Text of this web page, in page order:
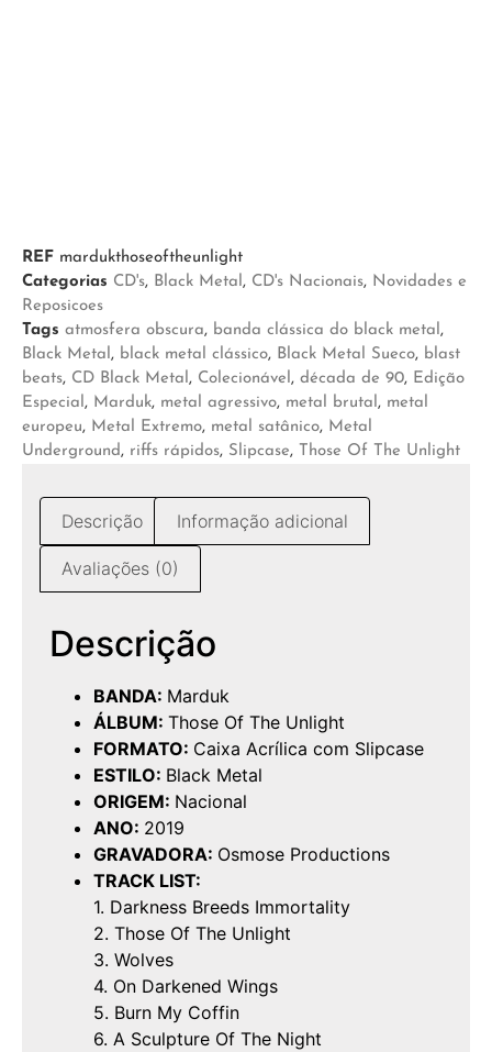
REF mardukthoseoftheunlight
Categorias CD's, Black Metal, CD's Nacionais, Novidades e
Reposicoes
Tags atmosfera obscura, banda clássica do black metal,
Black Metal, black metal clássico, Black Metal Sueco, blast
beats, CD Black Metal, Colecionável, década de 90, Edição
Especial, Marduk, metal agressivo, metal brutal, metal
europeu, Metal Extremo, metal satânico, Metal
Underground, riffs rápidos, Slipcase, Those Of The Unlight
Descrição Informação adicional
Avaliações (0)
Descrição
BANDA: Marduk
ÁLBUM: Those Of The Unlight
FORMATO: Caixa Acrílica com Slipcase
ESTILO: Black Metal
ORIGEM: Nacional
ANO: 2019
GRAVADORA: Osmose Productions
TRACK LIST:
1. Darkness Breeds Immortality
2. Those Of The Unlight
3. Wolves
4. On Darkened Wings
5. Burn My Coffin
6. A Sculpture Of The Night